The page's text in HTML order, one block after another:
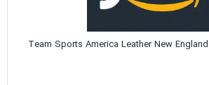
Team Sports America Leather New